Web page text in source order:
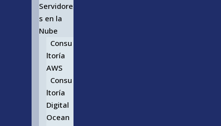
Servidore
s en la
Nube
Consu
ltoría
AWS
Consu
ltoría
Digital
Ocean